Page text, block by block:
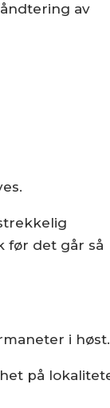
av
før det går så
i høst.
på